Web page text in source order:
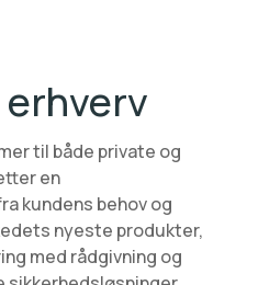
til både private og
en
kundens behov og
nyeste produkter,
med rådgivning og